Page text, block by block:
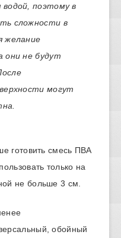
поэтому в
сложности в
желание
они не будут
могут
готовить смесь ПВА
только на
не больше 3 см.
обойный